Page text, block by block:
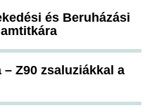
és Beruházási
Z90 zsaluziákkal a